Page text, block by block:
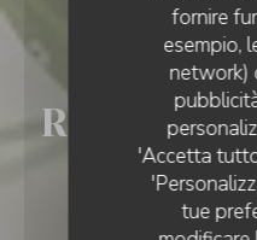
fornire
esempio,
network)
'Accetta
tue